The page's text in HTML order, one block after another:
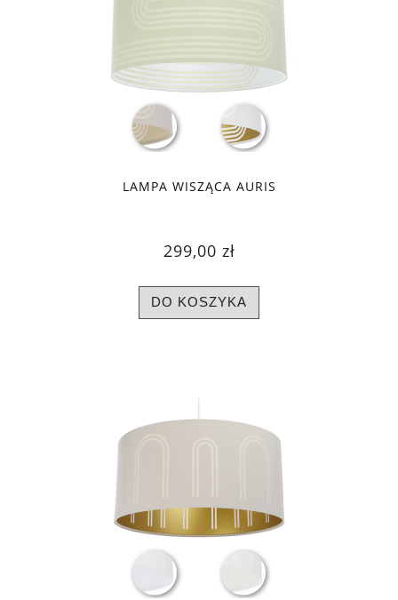
LAMPA WISZĄCA AURIS
299,00 zł
DO KOSZYKA